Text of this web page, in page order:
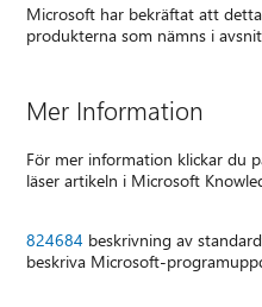
Microsoft har bekräftat att
produkterna som nämns i
Mer Information
För mer information klickar du
läser artikeln i Microsoft
824684 beskrivning av
beskriva Microsoft-